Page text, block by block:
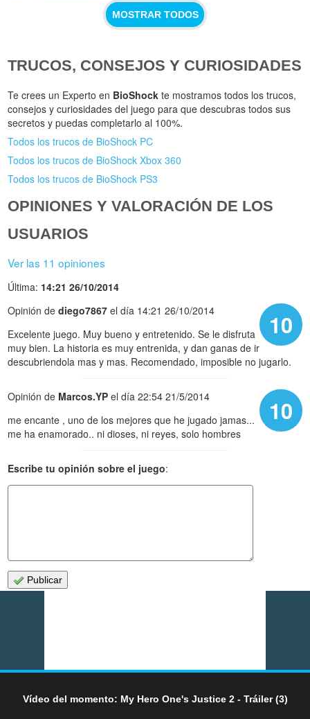
MOSTRAR TODOS
TRUCOS, CONSEJOS Y CURIOSIDADES
Te crees un Experto en BioShock te mostramos todos los trucos,
consejos y curiosidades del juego para que descubras todos sus
secretos y puedas completarlo al 100%.
Todos los trucos de BioShock PC
Todos los trucos de BioShock Xbox 360
Todos los trucos de BioShock PS3
OPINIONES Y VALORACIÓN DE LOS
USUARIOS
Ver las 11 opiniones
Última: 14:21 26/10/2014
10
Opinión dediego7867 el día 14:21 26/10/2014
Excelente juego. Muy bueno y entretenido. Se le disfruta
muy bien. La historia es muy entrenida, y dan ganas de ir
descubriendola mas y mas. Recomendado, imposible no jugarlo.
10
Opinión de Marcos.YP el día 22:54 21/5/2014
me encante , uno de los mejores que he jugado jamas...
me ha enamorado.. ni dioses, ni reyes, solo hombres
Escribe tu opinión sobre el juego:
Publicar
Vídeo del momento: My Hero One's Justice 2 - Tráiler (3)